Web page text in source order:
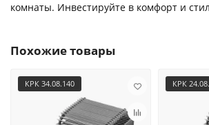
комнаты. Инвестируйте в комфорт и
Похожие товары
КРК 34.08.140 КРК